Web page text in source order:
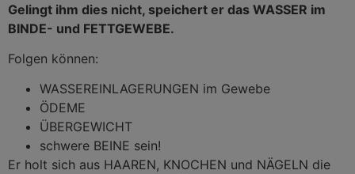
Gelingt ihm dies nicht, speichert er das WASSER im
BINDE- und FETTGEWEBE.
Folgen können:
WASSEREINLAGERUNGEN im Gewebe
ÖDEME
ÜBERGEWICHT
schwere BEINE sein!
Er holt sich aus HAAREN, KNOCHEN und NÄGELN die